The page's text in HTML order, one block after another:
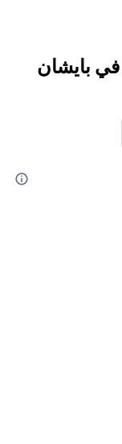
في بايشان